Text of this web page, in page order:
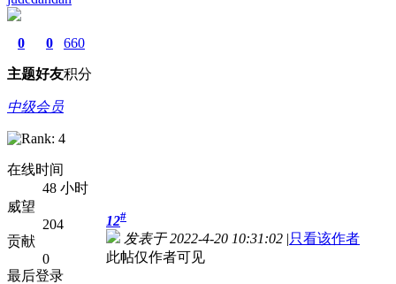
0
主题
0
好友
660
积分
中级会员
在线时间
48 小时
威望
204
贡献
0
最后登录
12#
发表于 2022-4-20 10:31:02 |只看该作者
此帖仅作者可见